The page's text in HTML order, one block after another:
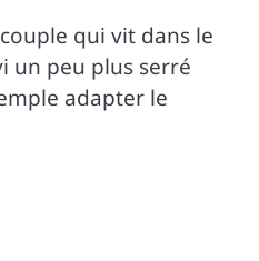
qui vit dans le
un peu plus serré
adapter le